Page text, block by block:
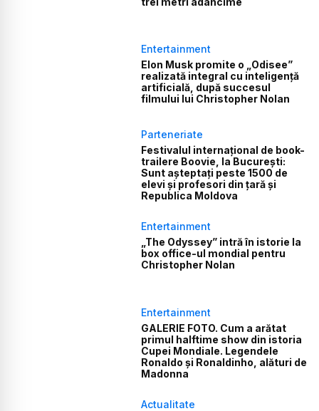
Entertainment
Elon Musk promite o „Odisee”
realizată integral cu inteligență
artificială, după succesul
filmului lui Christopher Nolan
Parteneriate
Festivalul internațional de book-
trailere Boovie, la București:
Sunt așteptați peste 1500 de
elevi și profesori din țară și
Republica Moldova
Entertainment
„The Odyssey” intră în istorie la
box office-ul mondial pentru
Christopher Nolan
Entertainment
GALERIE FOTO. Cum a arătat
primul halftime show din istoria
Cupei Mondiale. Legendele
Ronaldo și Ronaldinho, alături de
Madonna
Actualitate